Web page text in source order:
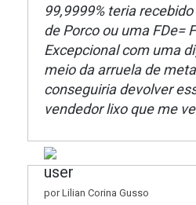
99,9999% teria
de Porco ou uma FDe=
Excepcional com uma
meio da arruela de
conseguiria devolver
vendedor lixo que me
por Lilian Corina Gusso